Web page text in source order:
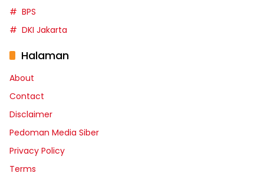
BPS
DKI Jakarta
Halaman
About
Contact
Disclaimer
Pedoman Media Siber
Privacy Policy
Terms